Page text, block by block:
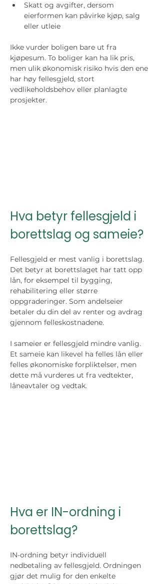
Skatt og avgifter, dersom
eierformen kan påvirke kjøp, salg
eller utleie
Ikke vurder boligen bare ut fra
kjøpesum. To boliger kan ha lik pris,
men ulik økonomisk risiko hvis den ene
har høy fellesgjeld, stort
vedlikeholdsbehov eller planlagte
prosjekter.
Hva betyr fellesgjeld i
borettslag og sameie?
Fellesgjeld er mest vanlig i borettslag.
Det betyr at borettslaget har tatt opp
lån, for eksempel til bygging,
rehabilitering eller større
oppgraderinger. Som andelseier
betaler du din del av renter og avdrag
gjennom felleskostnadene.
I sameier er fellesgjeld mindre vanlig.
Et sameie kan likevel ha felles lån eller
felles økonomiske forpliktelser, men
dette må vurderes ut fra vedtekter,
låneavtaler og vedtak.
Hva er IN-ordning i
borettslag?
IN-ordning betyr individuell
nedbetaling av fellesgjeld. Ordningen
gjør det mulig for den enkelte